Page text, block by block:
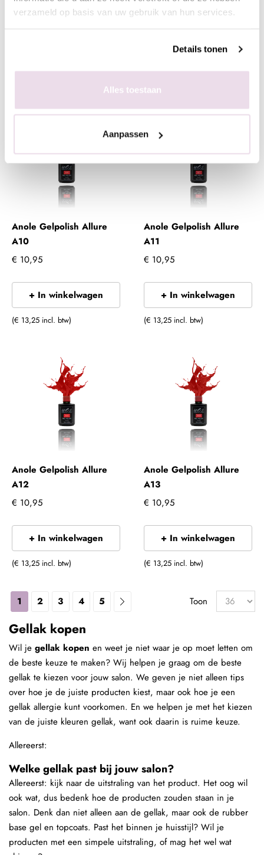
verzameld op basis van uw gebruik van hun services.
Details tonen
Alles toestaan
Aanpassen
€ 10,95
€ 10,95
+ In winkelwagen
Anole Gelpolish Allure
A10
€ 10,95
+ In winkelwagen
(€ 13,25 incl. btw)
Anole Gelpolish Allure
A11
€ 10,95
+ In winkelwagen
(€ 13,25 incl. btw)
Anole Gelpolish Allure
A12
€ 10,95
+ In winkelwagen
(€ 13,25 incl. btw)
Anole Gelpolish Allure
A13
€ 10,95
+ In winkelwagen
(€ 13,25 incl. btw)
1 2 3 4 5 Toon
Gellak kopen
Wil je gellak kopen en weet je niet waar je op moet letten om
de beste keuze te maken? Wij helpen je graag om de beste
gellak te kiezen voor jouw salon. We geven je niet alleen tips
over hoe je de juiste producten kiest, maar ook hoe je een
gellak allergie kunt voorkomen. En we helpen je met het kiezen
van de juiste kleuren gellak, want ook daarin is ruime keuze.
Allereerst:
Welke gellak past bij jouw salon?
Allereerst: kijk naar de uitstraling van het product. Het oog wil
ook wat, dus bedenk hoe de producten zouden staan in je
salon. Denk dan niet alleen aan de gellak, maar ook de rubber
base gel en topcoats. Past het binnen je huisstijl? Wil je
producten met een simpele uitstraling, of mag het wel wat